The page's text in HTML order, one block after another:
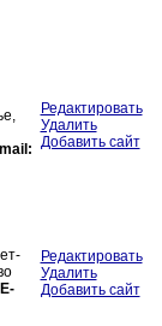
Редактировать
Удалить
Добавить сайт
E-
Редактировать
Удалить
Добавить сайт